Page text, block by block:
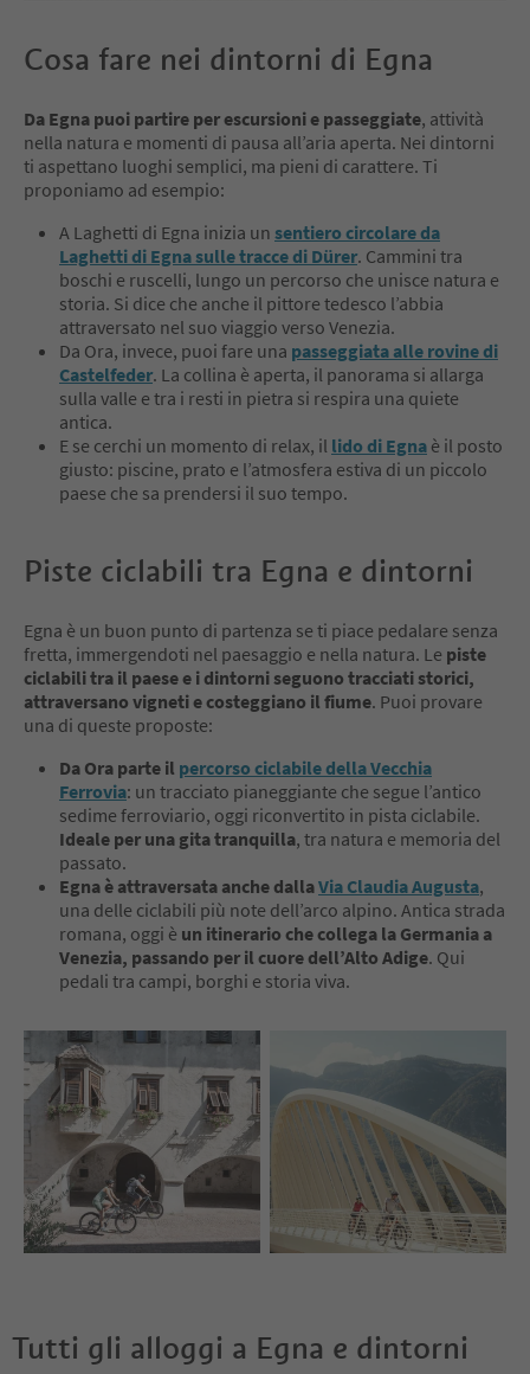
Cosa fare nei dintorni di Egna
Da Egna puoi partire per escursioni e passeggiate, attività
nella natura e momenti di pausa all’aria aperta. Nei dintorni
ti aspettano luoghi semplici, ma pieni di carattere. Ti
proponiamo ad esempio:
A Laghetti di Egna inizia un sentiero circolare da
Laghetti di Egna sulle tracce di Dürer. Cammini tra
boschi e ruscelli, lungo un percorso che unisce natura e
storia. Si dice che anche il pittore tedesco l’abbia
attraversato nel suo viaggio verso Venezia.
Da Ora, invece, puoi fare una passeggiata alle rovine di
Castelfeder. La collina è aperta, il panorama si allarga
sulla valle e tra i resti in pietra si respira una quiete
antica.
E se cerchi un momento di relax, il lido di Egna è il posto
giusto: piscine, prato e l’atmosfera estiva di un piccolo
paese che sa prendersi il suo tempo.
Piste ciclabili tra Egna e dintorni
Egna è un buon punto di partenza se ti piace pedalare senza
fretta, immergendoti nel paesaggio e nella natura. Le piste
ciclabili tra il paese e i dintorni seguono tracciati storici,
attraversano vigneti e costeggiano il fiume. Puoi provare
una di queste proposte:
Da Ora parte il percorso ciclabile della Vecchia
Ferrovia: un tracciato pianeggiante che segue l’antico
sedime ferroviario, oggi riconvertito in pista ciclabile.
Ideale per una gita tranquilla, tra natura e memoria del
passato.
Egna è attraversata anche dallaVia Claudia Augusta,
una delle ciclabili più note dell’arco alpino. Antica strada
romana, oggi è un itinerario che collega la Germania a
Venezia, passando per il cuore dell’Alto Adige. Qui
pedali tra campi, borghi e storia viva.
Tutti gli alloggi a Egna e dintorni